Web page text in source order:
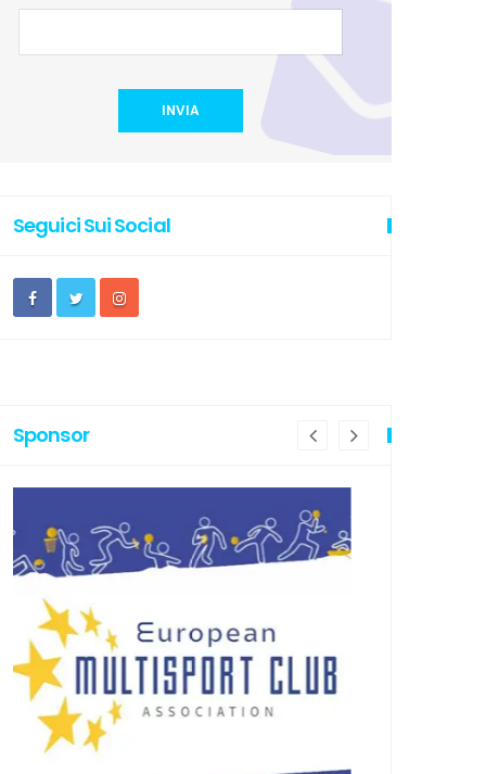
INVIA
Seguici Sui Social
Sponsor